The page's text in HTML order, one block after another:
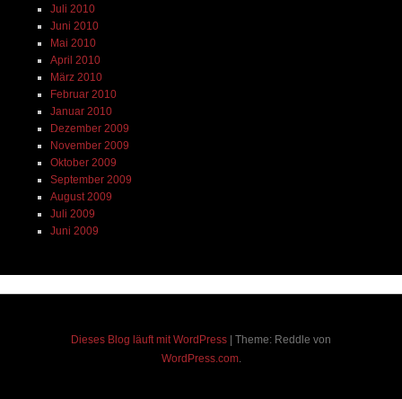
Juli 2010
Juni 2010
Mai 2010
April 2010
März 2010
Februar 2010
Januar 2010
Dezember 2009
November 2009
Oktober 2009
September 2009
August 2009
Juli 2009
Juni 2009
Dieses Blog läuft mit WordPress
Theme: Reddle von
WordPress.com.